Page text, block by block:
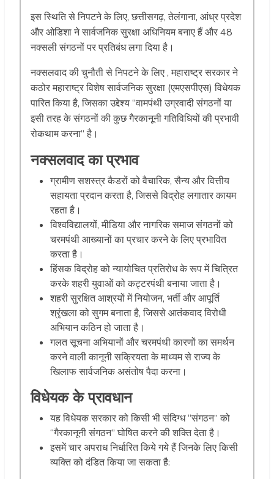
इस स्थिति से निपटने के लिए, छत्तीसगढ़, तेलंगाना, आंध्र प्रदेश
और ओडिशा ने सार्वजनिक सुरक्षा अधिनियम बनाए हैं और 48
नक्सली संगठनों पर प्रतिबंध लगा दिया है।
नक्सलवाद की चुनौती से निपटने के लिए , महाराष्ट्र सरकार ने
कठोर महाराष्ट्र विशेष सार्वजनिक सुरक्षा (एमएसपीएस) विधेयक
पारित किया है, जिसका उद्देश्य “वामपंथी उग्रवादी संगठनों या
इसी तरह के संगठनों की कुछ गैरकानूनी गतिविधियों की प्रभावी
रोकथाम करना” है।
नक्सलवाद का प्रभाव
ग्रामीण सशस्त्र कैडरों को वैचारिक, सैन्य और वित्तीय
सहायता प्रदान करता है, जिससे विद्रोह लगातार कायम
रहता है।
विश्वविद्यालयों, मीडिया और नागरिक समाज संगठनों को
चरमपंथी आख्यानों का प्रचार करने के लिए प्रभावित
करता है।
हिंसक विद्रोह को न्यायोचित प्रतिरोध के रूप में चित्रित
करके शहरी युवाओं को कट्टरपंथी बनाया जाता है।
शहरी सुरक्षित आश्रयों में नियोजन, भर्ती और आपूर्ति
श्रृंखला को सुगम बनाता है, जिससे आतंकवाद विरोधी
अभियान कठिन हो जाता है।
गलत सूचना अभियानों और चरमपंथी कारणों का समर्थन
करने वाली कानूनी सक्रियता के माध्यम से राज्य के
खिलाफ सार्वजनिक असंतोष पैदा करना।
विधेयक के प्रावधान
यह विधेयक सरकार को किसी भी संदिग्ध “संगठन” को
“गैरकानूनी संगठन” घोषित करने की शक्ति देता है।
इसमें चार अपराध निर्धारित किये गये हैं जिनके लिए किसी
व्यक्ति को दंडित किया जा सकता है: